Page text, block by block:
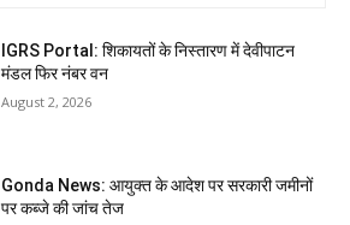
IGRS Portal: शिकायतों के निस्तारण में देवीपाटन
मंडल फिर नंबर वन
August 2, 2026
Gonda News: आयुक्त के आदेश पर सरकारी जमीनों
पर कब्जे की जांच तेज